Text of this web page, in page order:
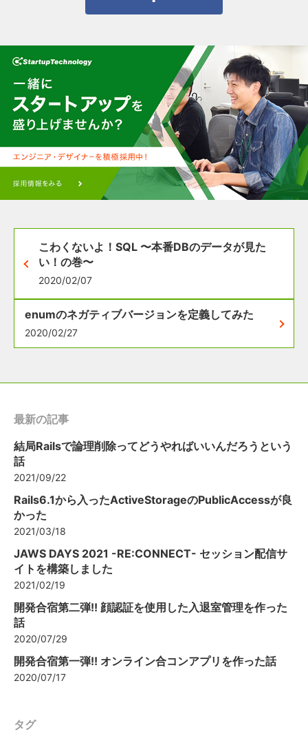
こわくないよ！SQL 〜本番DBのデータが見た
い！の巻〜
2020/02/07
enumのネガティブバージョンを定義してみた
2020/02/27
最新の記事
結局Railsで論理削除ってどうやればいいんだろうという
話
2021/09/22
Rails6.1から入ったActiveStorageのPublicAccessが良
かった
2021/03/18
JAWS DAYS 2021 -RE:CONNECT- セッション配信サ
イトを構築しました
2021/02/19
開発合宿第二弾!! 顔認証を使用した入退室管理を作った
話
2020/07/29
開発合宿第一弾!! オンライン合コンアプリを作った話
2020/07/17
タグ